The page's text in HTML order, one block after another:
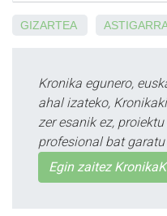
GIZARTEA
Kronika egunero,
ahal izateko,
zer esanik ez,
profesional bat
Egin zaitez